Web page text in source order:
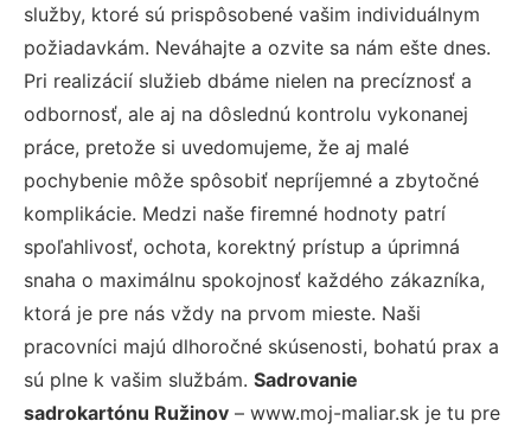
služby, ktoré sú prispôsobené vašim individuálnym
požiadavkám. Neváhajte a ozvite sa nám ešte dnes.
Pri realizácií služieb dbáme nielen na precíznosť a
odbornosť, ale aj na dôslednú kontrolu vykonanej
práce, pretože si uvedomujeme, že aj malé
pochybenie môže spôsobiť nepríjemné a zbytočné
komplikácie. Medzi naše firemné hodnoty patrí
spoľahlivosť, ochota, korektný prístup a úprimná
snaha o maximálnu spokojnosť každého zákazníka,
ktorá je pre nás vždy na prvom mieste. Naši
pracovníci majú dlhoročné skúsenosti, bohatú prax a
sú plne k vašim službám. Sadrovanie
sadrokartónu Ružinov – www.moj-maliar.sk je tu pre